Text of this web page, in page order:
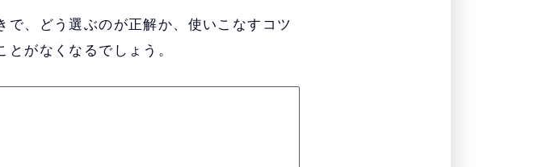
、どう選ぶのが正解か、使いこなすコツ
がなくなるでしょう。